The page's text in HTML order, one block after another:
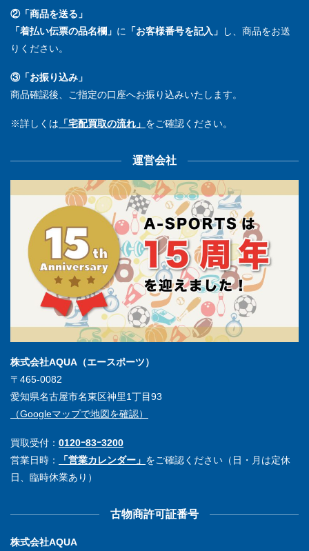
②「商品を送る」
「着払い伝票の品名欄」 に 「お客様番号を記入」
し、商品をお送
りください。
③「お振り込み」
商品確認後、ご指定の口座へお振り込みいたします。
※詳しくは 「宅配買取の流れ」 をご確認ください。
運営会社
株式会社AQUA（エースポーツ）
〒465-0082
愛知県名古屋市名東区神里1丁目93
（Googleマップで地図を確認）
買取受付： 0120ｰ83ｰ3200
営業日時：
「営業カレンダー」 をご確認ください（日・月は定休
日、臨時休業あり）
古物商許可証番号
株式会社AQUA